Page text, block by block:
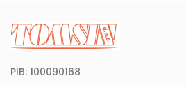
PIB: 100090168